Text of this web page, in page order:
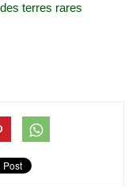
terres rares